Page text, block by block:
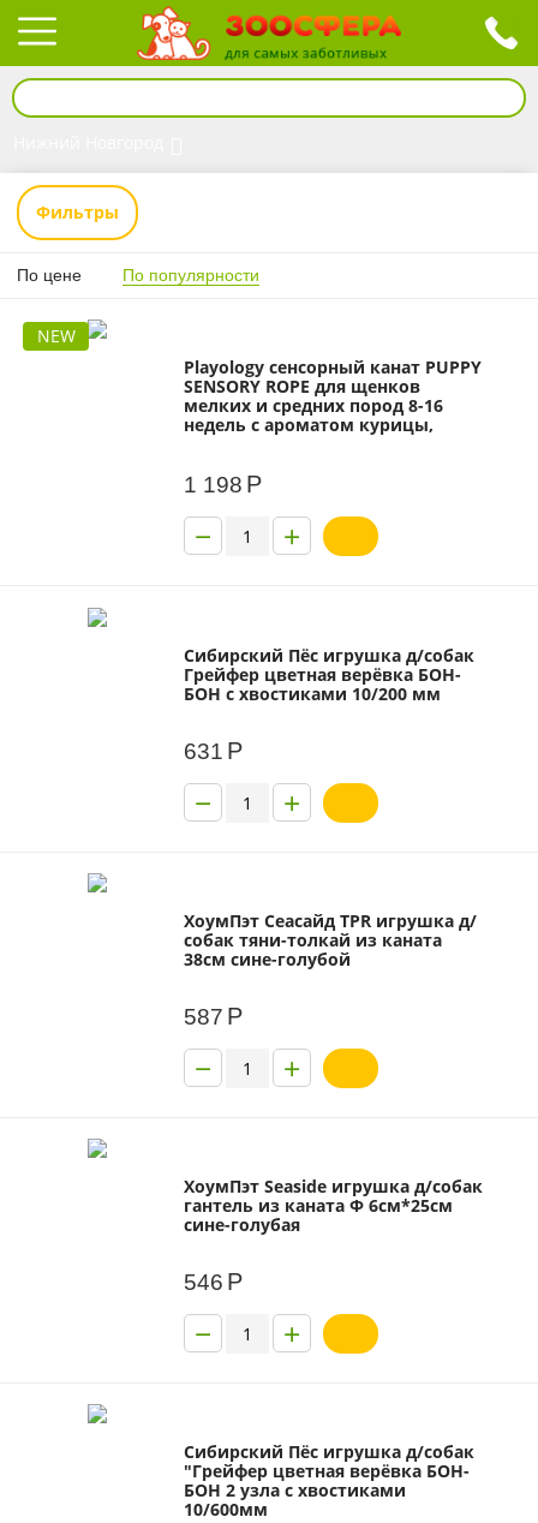
Фильтры
По цене По популярности
NEW
Playology сенсорный канат PUPPY
SENSORY ROPE для щенков
мелких и средних пород 8-16
недель с ароматом курицы,
1 198 Р
+
−
Сибирский Пёс игрушка д/собак
Грейфер цветная верёвка БОН-
БОН с хвостиками 10/200 мм
631 Р
+
−
ХоумПэт Сеасайд TPR игрушка д/
собак тяни-толкай из каната
38см сине-голубой
587 Р
+
−
ХоумПэт Seaside игрушка д/собак
гантель из каната Ф 6см*25см
сине-голубая
546 Р
+
−
Сибирский Пёс игрушка д/собак
"Грейфер цветная верёвка БОН-
БОН 2 узла с хвостиками
10/600мм